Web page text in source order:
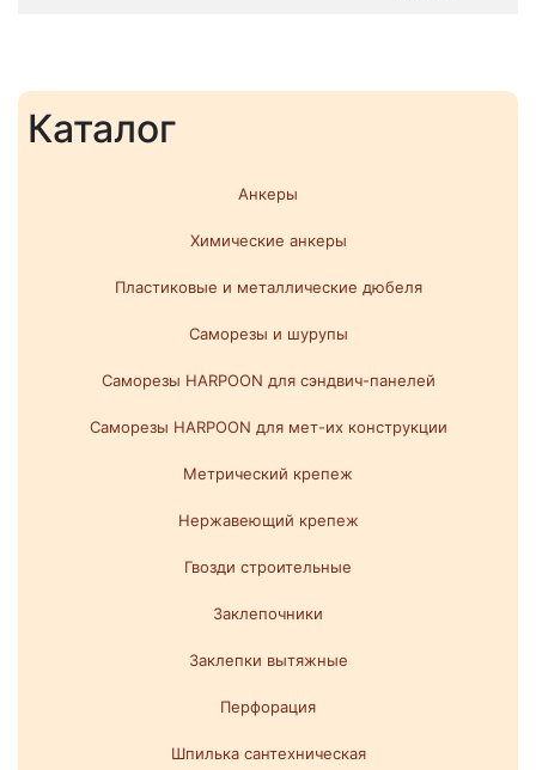
Каталог
Анкеры
Химические анкеры
Пластиковые и металлические дюбеля
Саморезы и шурупы
Саморезы HARPOON для сэндвич-панелей
Саморезы HARPOON для мет-их конструкции
Метрический крепеж
Нержавеющий крепеж
Гвозди строительные
Заклепочники
Заклепки вытяжные
Перфорация
Шпилька сантехническая